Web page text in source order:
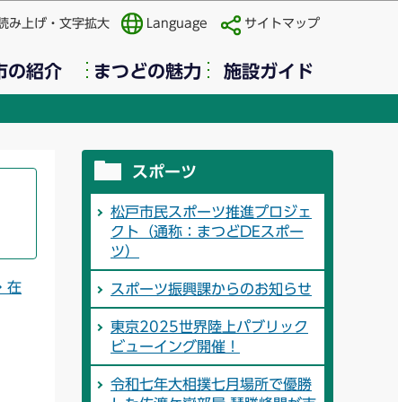
み上げ・文字拡大 Language サイトマップ
の紹介 まつどの魅力 施設ガイド
在
スポーツ
松戸市民スポーツ推進プロジェ
クト（通称：まつどDEスポー
ツ）
スポーツ振興課からのお知らせ
東京2025世界陸上パブリック
ビューイング開催！
令和七年大相撲七月場所で優勝